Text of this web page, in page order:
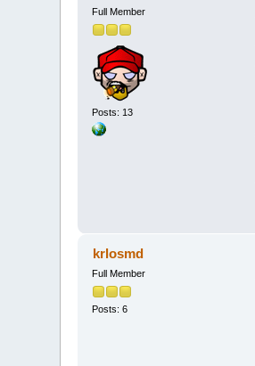
Full Member
Posts: 13
krlosmd
Full Member
Posts: 6